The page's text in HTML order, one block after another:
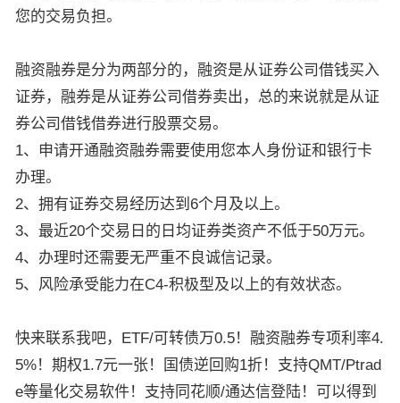
您的交易负担。
融资融券是分为两部分的，融资是从证券公司借钱买入
证券，融券是从证券公司借券卖出，总的来说就是从证
券公司借钱借券进行股票交易。
1、申请开通融资融券需要使用您本人身份证和银行卡
办理。
2、拥有证券交易经历达到6个月及以上。
3、最近20个交易日的日均证券类资产不低于50万元。
4、办理时还需要无严重不良诚信记录。
5、风险承受能力在C4-积极型及以上的有效状态。
快来联系我吧，ETF/可转债万0.5！融资融券专项利率4.
5%！期权1.7元一张！国债逆回购1折！支持QMT/Ptrad
e等量化交易软件！支持同花顺/通达信登陆！可以得到